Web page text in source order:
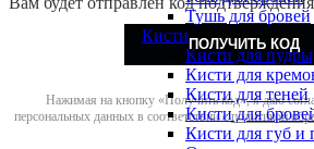
Тушь для бровей
Кисти
Кисти для
Кисти для
Кисти для теней
Кисти для
Кисти для губ и
ПОЛУЧИТЬ КОД
Нажимая на кнопку «Получить код», я даю
персональных данных в соответствии сполитикой